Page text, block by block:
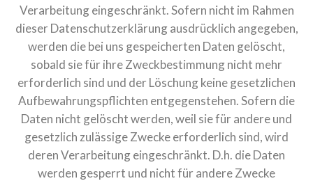
Verarbeitung eingeschränkt. Sofern nicht im Rahmen
dieser Datenschutzerklärung ausdrücklich angegeben,
werden die bei uns gespeicherten Daten gelöscht,
sobald sie für ihre Zweckbestimmung nicht mehr
erforderlich sind und der Löschung keine gesetzlichen
Aufbewahrungspflichten entgegenstehen. Sofern die
Daten nicht gelöscht werden, weil sie für andere und
gesetzlich zulässige Zwecke erforderlich sind, wird
deren Verarbeitung eingeschränkt. D.h. die Daten
werden gesperrt und nicht für andere Zwecke